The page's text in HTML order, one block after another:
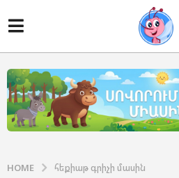
HOME հեքիաթ գրիչի մասին